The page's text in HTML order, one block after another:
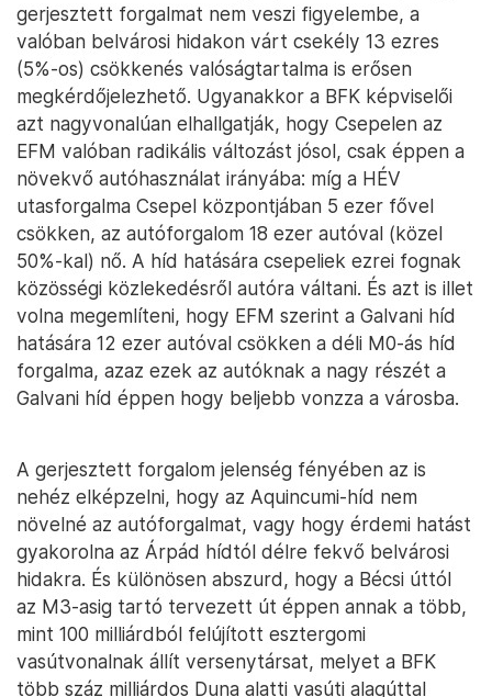
gerjesztett forgalmat nem veszi figyelembe, a
valóban belvárosi hidakon várt csekély 13 ezres
(5%-os) csökkenés valóságtartalma is erősen
megkérdőjelezhető. Ugyanakkor a BFK képviselői
azt nagyvonalúan elhallgatják, hogy Csepelen az
EFM valóban radikális változást jósol, csak éppen a
növekvő autóhasználat irányába: míg a HÉV
utasforgalma Csepel központjában 5 ezer fővel
csökken, az autóforgalom 18 ezer autóval (közel
50%-kal) nő. A híd hatására csepeliek ezrei fognak
közösségi közlekedésről autóra váltani. És azt is illet
volna megemlíteni, hogy EFM szerint a Galvani híd
hatására 12 ezer autóval csökken a déli M0-ás híd
forgalma, azaz ezek az autóknak a nagy részét a
Galvani híd éppen hogy beljebb vonzza a városba.
A gerjesztett forgalom jelenség fényében az is
nehéz elképzelni, hogy az Aquincumi-híd nem
növelné az autóforgalmat, vagy hogy érdemi hatást
gyakorolna az Árpád hídtól délre fekvő belvárosi
hidakra. És különösen abszurd, hogy a Bécsi úttól
az M3-asig tartó tervezett út éppen annak a több,
mint 100 milliárdból felújított esztergomi
vasútvonalnak állít versenytársat, melyet a BFK
több száz milliárdos Duna alatti vasúti alagúttal